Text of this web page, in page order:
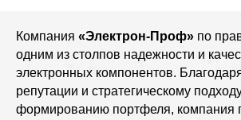
Компания «Электрон-Проф» по
одним из столпов надежности и
электронных компонентов.
репутации и стратегическому
формированию портфеля, компания